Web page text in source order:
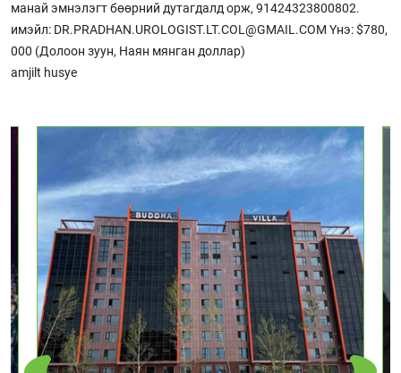
манай эмнэлэгт бөөрний дутагдалд орж, 91424323800802.
имэйл: DR.PRADHAN.UROLOGIST.LT.COL@GMAIL.COM Yнэ: $780,
000 (Долоон зуун, Наян мянган доллар)
amjilt husye